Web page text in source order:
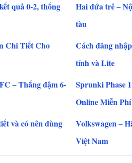
quả 0-2, thống
Hai đứa trẻ –
tàu
Chi Tiết Cho
Cách đăng
tính và Lite
– Thắng đậm 6-
Sprunki Phase
Online Miễn Phí
và có nên dùng
Volkswagen –
Việt Nam